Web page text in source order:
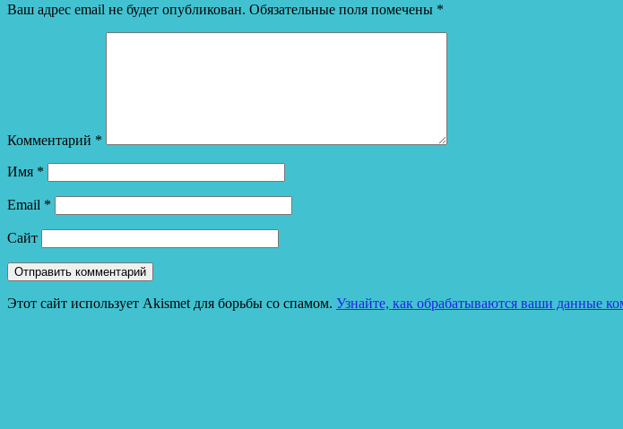
Ваш адрес email не будет опубликован. Обязательные поля помечены *
Комментарий *
Имя *
Email *
Сайт
Этот сайт использует Akismet для борьбы со спамом. Узнайте, как обрабатываются ваши данные